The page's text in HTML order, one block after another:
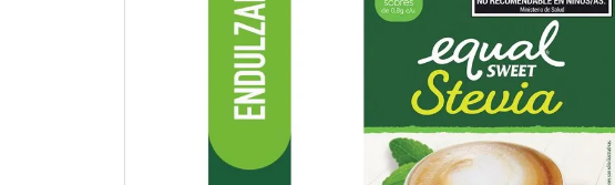
Accesorios de Belleza
Protección Femenina
Cuidado intimo
Protectores diarios
Copas menstruales